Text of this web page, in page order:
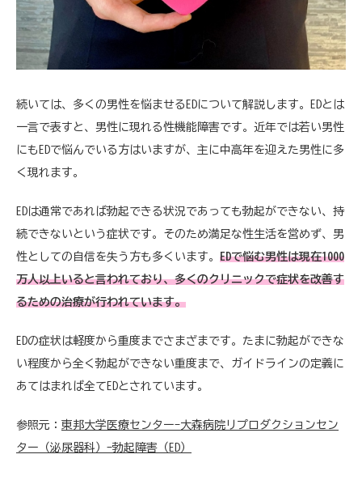
続いては、多くの男性を悩ませるEDについて解説します。EDとは
一言で表すと、男性に現れる性機能障害です。近年では若い男性
にもEDで悩んでいる方はいますが、主に中高年を迎えた男性に多
く現れます。
EDは通常であれば勃起できる状況であっても勃起ができない、持
続できないという症状です。そのため満足な性生活を営めず、男
性としての自信を失う方も多くいます。 EDで悩む男性は現在1000
万人以上いると言われており、多くのクリニックで症状を改善す
るための治療が行われています。
EDの症状は軽度から重度までさまざまです。たまに勃起ができな
い程度から全く勃起ができない重度まで、ガイドラインの定義に
あてはまれば全てEDとされています。
参照元： 東邦大学医療センター-大森病院リプロダクションセン
ター（泌尿器科）-勃起障害（ED）